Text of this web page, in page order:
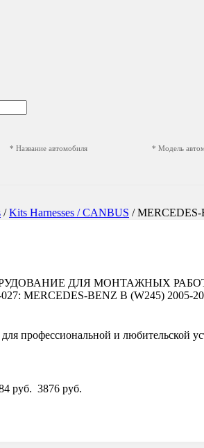
* Название автомобиля * Модель
/Kits Harnesses / CANBUS /
ДЛЯ МОНТАЖНЫХ
MERCEDES-BENZ B (W245) 2005-
для профессиональной и любительской
руб. 3876 руб.